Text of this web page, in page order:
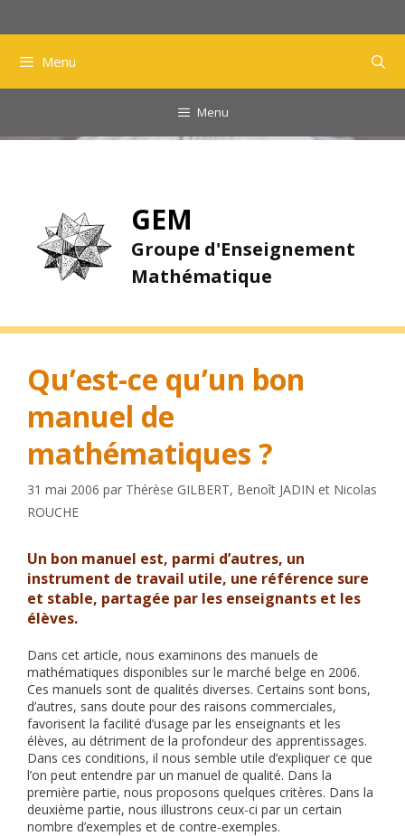
Menu
Menu
GEM
Groupe d'Enseignement
Mathématique
Qu’est-ce qu’un bon
manuel de
mathématiques ?
31 mai 2006 par Thérèse GILBERT, Benoît JADIN et Nicolas
ROUCHE
Un bon manuel est, parmi d’autres, un
instrument de travail utile, une référence sure
et stable, partagée par les enseignants et les
élèves.
Dans cet article, nous examinons des manuels de
mathématiques disponibles sur le marché belge en 2006.
Ces manuels sont de qualités diverses. Certains sont bons,
d’autres, sans doute pour des raisons commerciales,
favorisent la facilité d’usage par les enseignants et les
élèves, au détriment de la profondeur des apprentissages.
Dans ces conditions, il nous semble utile d’expliquer ce que
l’on peut entendre par un manuel de qualité. Dans la
première partie, nous proposons quelques critères. Dans la
deuxième partie, nous illustrons ceux-ci par un certain
nombre d’exemples et de contre-exemples.